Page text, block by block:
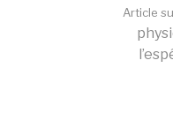
Article